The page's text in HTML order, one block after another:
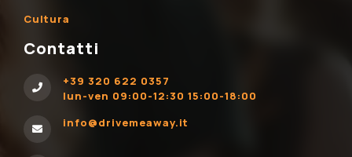
Cultura
Contatti
+39 320 622 0357
lun-ven 09:00-12:30 15:00-18:00
info@drivemeaway.it